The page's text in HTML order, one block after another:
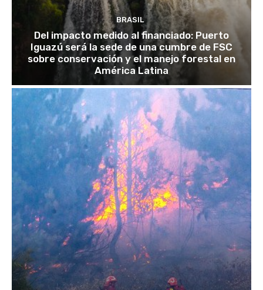
BRASIL
Del impacto medido al financiado: Puerto
Iguazú será la sede de una cumbre de FSC
sobre conservación y el manejo forestal en
América Latina